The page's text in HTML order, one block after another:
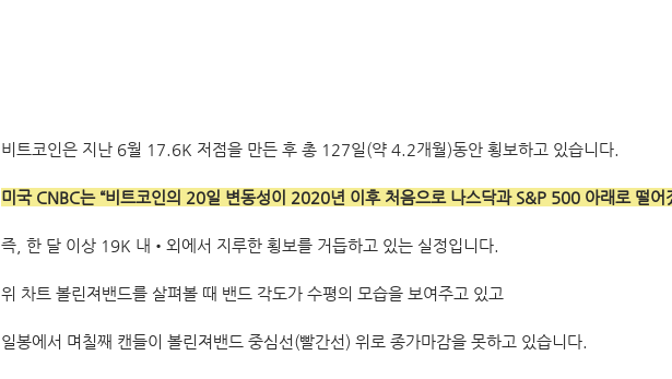
비트코인은 지난 6월 17.6K 저점을 만든 후 총 127일(약 4.2개월)동안 횡보하고 있습니다.
미국 CNBC는 “비트코인의 20일 변동성이 2020년 이후 처음으로 나스닥과 S&P 500 아래로 떨어
즉, 한 달 이상 19K 내•외에서 지루한 횡보를 거듭하고 있는 실정입니다.
위 차트 볼린져밴드를 살펴볼 때 밴드 각도가 수평의 모습을 보여주고 있고
일봉에서 며칠째 캔들이 볼린져밴드 중심선(빨간선) 위로 종가마감을 못하고 있습니다.